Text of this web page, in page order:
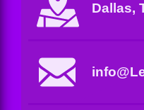
Dallas,